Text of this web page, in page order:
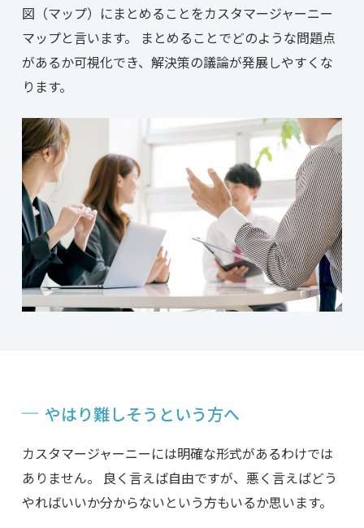
図（マップ）にまとめることをカスタマージャーニー
マップと言います。 まとめることでどのような問題点
があるか可視化でき、解決策の議論が発展しやすくな
ります。
やはり難しそうという方へ
カスタマージャーニーには明確な形式があるわけでは
ありません。 良く言えば自由ですが、悪く言えばどう
やればいいか分からないという方もいるか思います。